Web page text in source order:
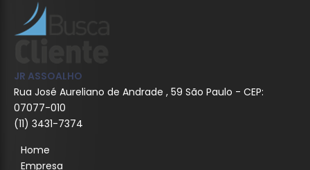
JR ASSOALHO
Rua José Aureliano de Andrade , 59 São Paulo - CEP:
07077-010
(11) 3431-7374
Home
Empresa